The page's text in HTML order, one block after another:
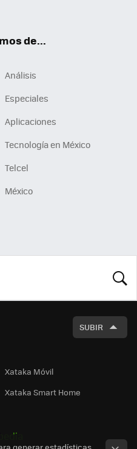
de...
Análisis
Especiales
Aplicaciones
Tecnología en México
Telcel
México
SUBIR
Xataka Móvil
Xataka Smart Home